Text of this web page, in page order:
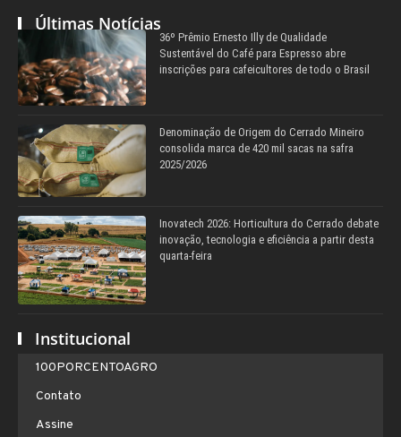
Últimas Notícias
36º Prêmio Ernesto Illy de Qualidade
Sustentável do Café para Espresso abre
inscrições para cafeicultores de todo o Brasil
Denominação de Origem do Cerrado Mineiro
consolida marca de 420 mil sacas na safra
2025/2026
Inovatech 2026: Horticultura do Cerrado debate
inovação, tecnologia e eficiência a partir desta
quarta-feira
Institucional
100PORCENTOAGRO
Contato
Assine